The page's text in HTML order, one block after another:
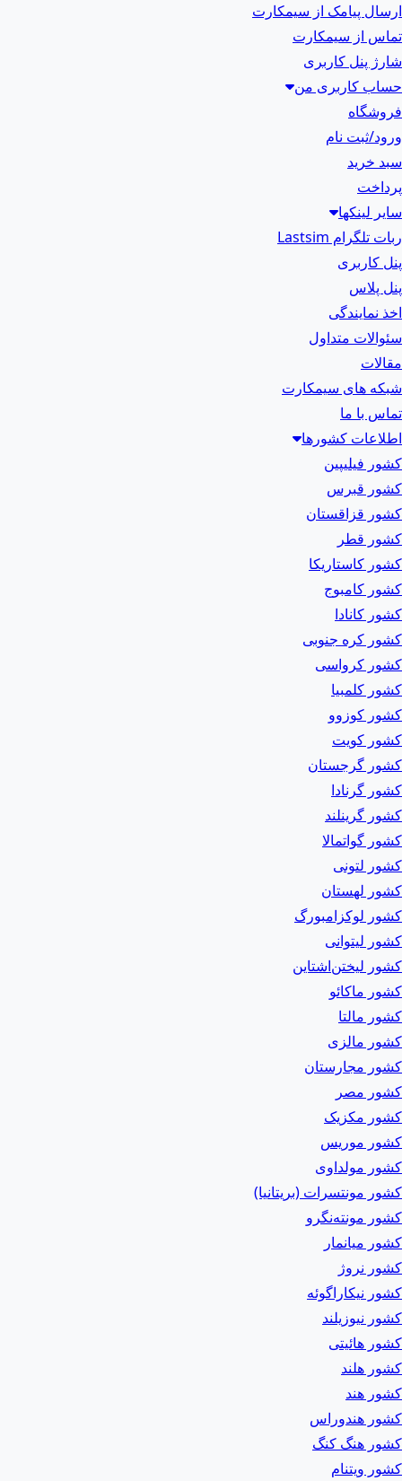
ارسال پیامک از سیمکارت
تماس از سیمکارت
شارژ پنل کاربری
حساب کاربری من
فروشگاه
ورود/ثبت نام
سبد خرید
پرداخت
سایر لینکها
ربات تلگرام Lastsim
پنل کاربری
پنل پلاس
اخذ نمایندگی
سئوالات متداول
مقالات
شبکه های سیمکارت
تماس با ما
اطلاعات کشورها
کشور فیلیپین
کشور قبرس
کشور قزاقستان
کشور قطر
کشور کاستاریکا
کشور کامبوج
کشور کانادا
کشور کره جنوبی
کشور کرواسی
کشور کلمبیا
کشور کوزوو
کشور کویت
کشور گرجستان
کشور گرنادا
کشور گرینلند
کشور گواتمالا
کشور لتونی
کشور لهستان
کشور لوکزامبورگ
کشور لیتوانی
کشور لیختن‌اشتاین
کشور ماکائو
کشور مالتا
کشور مالزی
کشور مجارستان
کشور مصر
کشور مکزیک
کشور موریس
کشور مولداوی
کشور مونتسرات (بریتانیا)
کشور مونته‌نگرو
کشور میانمار
کشور نروژ
کشور نیکاراگوئه
کشور نیوزیلند
کشور هائیتی
کشور هلند
کشور هند
کشور هندوراس
کشور هنگ کنگ
کشور ویتنام